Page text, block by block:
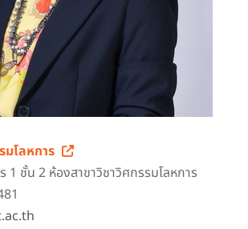
มโลหการ
1 ชั้น 2 ห้องสาขาวิชาวิศกรรมโลหการ